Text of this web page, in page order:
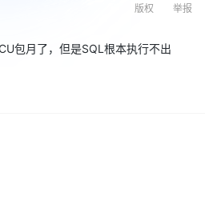
举报
版权
包月了，但是SQL根本执行不出